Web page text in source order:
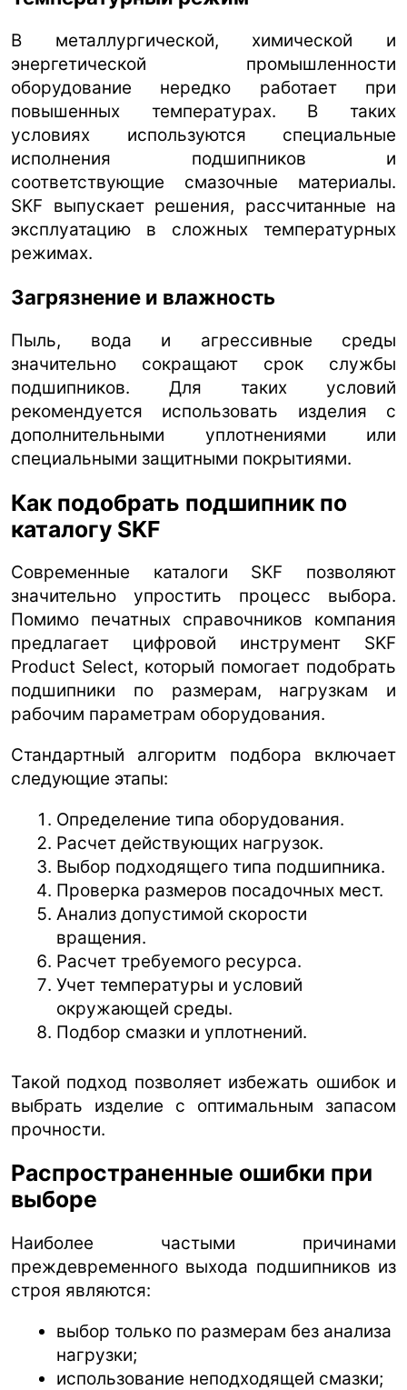
В металлургической, химической и
энергетической промышленности
оборудование нередко работает при
повышенных температурах. В таких
условиях используются специальные
исполнения подшипников и
соответствующие смазочные материалы.
SKF выпускает решения, рассчитанные на
эксплуатацию в сложных температурных
режимах.
Загрязнение и влажность
Пыль, вода и агрессивные среды
значительно сокращают срок службы
подшипников. Для таких условий
рекомендуется использовать изделия с
дополнительными уплотнениями или
специальными защитными покрытиями.
Как подобрать подшипник по
каталогу SKF
Современные каталоги SKF позволяют
значительно упростить процесс выбора.
Помимо печатных справочников компания
предлагает цифровой инструмент SKF
Product Select, который помогает подобрать
подшипники по размерам, нагрузкам и
рабочим параметрам оборудования.
Стандартный алгоритм подбора включает
следующие этапы:
Определение типа оборудования.
Расчет действующих нагрузок.
Выбор подходящего типа подшипника.
Проверка размеров посадочных мест.
Анализ допустимой скорости
вращения.
Расчет требуемого ресурса.
Учет температуры и условий
окружающей среды.
Подбор смазки и уплотнений.
Такой подход позволяет избежать ошибок и
выбрать изделие с оптимальным запасом
прочности.
Распространенные ошибки при
выборе
Наиболее частыми причинами
преждевременного выхода подшипников из
строя являются:
выбор только по размерам без анализа
нагрузки;
использование неподходящей смазки;